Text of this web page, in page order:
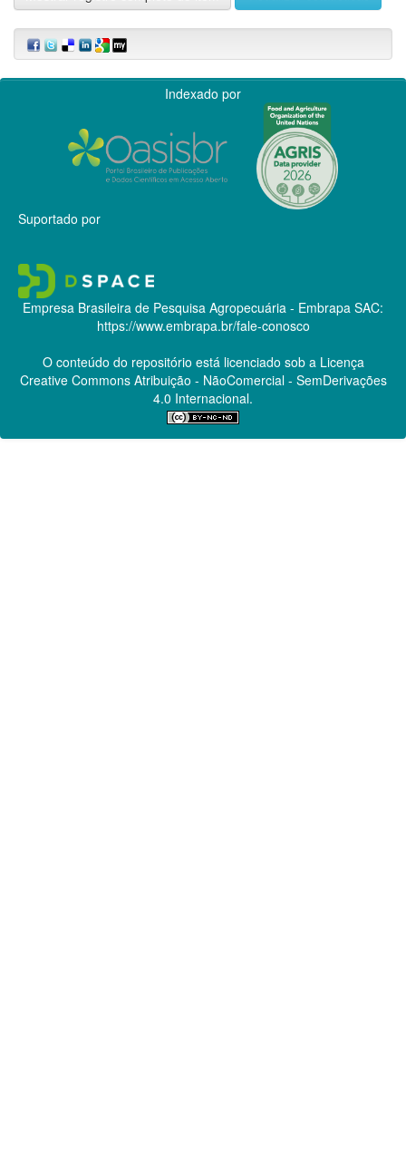
Indexado por
Suportado por
Empresa Brasileira de Pesquisa Agropecuária - Embrapa SAC:
https://www.embrapa.br/fale-conosco
O conteúdo do repositório está licenciado sob a Licença
Creative CommonsAtribuição - NãoComercial - SemDerivações
4.0 Internacional.